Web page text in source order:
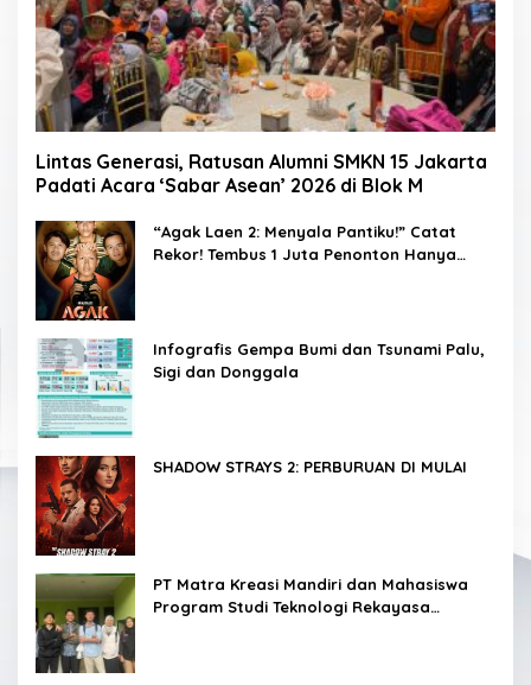
Lintas Generasi, Ratusan Alumni SMKN 15 Jakarta
Padati Acara ‘Sabar Asean’ 2026 di Blok M
“Agak Laen 2: Menyala Pantiku!” Catat
Rekor! Tembus 1 Juta Penonton Hanya
Infografis Gempa Bumi dan Tsunami Palu,
Sigi dan Donggala
SHADOW STRAYS 2: PERBURUAN DI MULAI
PT Matra Kreasi Mandiri dan Mahasiswa
Program Studi Teknologi Rekayasa